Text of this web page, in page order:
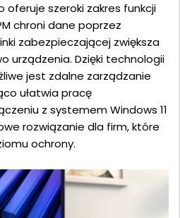
oferuje szeroki zakres funkcji
chroni dane poprzez
zabezpieczającej zwiększa
urządzenia. Dzięki technologii
jest zdalne zarządzanie
ułatwia pracę
z systemem Windows 11
rozwiązanie dla firm, które
ochrony.